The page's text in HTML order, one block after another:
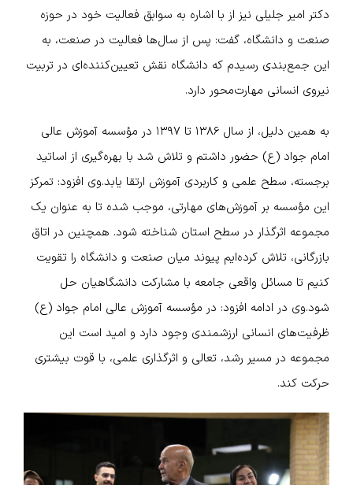
دکتر امیر جلیلی نیز از با اشاره به سوابق فعالیت خود در حوزه
صنعت و دانشگاه، گفت: پس از سال‌ها فعالیت در صنعت، به
این جمع‌بندی رسیدم که دانشگاه نقش تعیین‌کننده‌ای در تربیت
نیروی انسانی مهارت‌محور دارد.
به همین دلیل، از سال ۱۳۸۶ تا ۱۳۹۷ در مؤسسه آموزش عالی
امام جواد (ع) حضور داشتم و تلاش شد با بهره‌گیری از اساتید
برجسته، سطح علمی و کاربردی آموزش ارتقا یابد.وی افزود: تمرکز
این مؤسسه بر آموزش‌های مهارتی، موجب شده تا به عنوان یک
مجموعه اثرگذار در سطح استان شناخته شود. همچنین در اتاق
بازرگانی، تلاش کرده‌ایم پیوند میان صنعت و دانشگاه را تقویت
کنیم تا مسائل واقعی جامعه با مشارکت دانشگاهیان حل
شود.وی در ادامه افزود: در مؤسسه آموزش عالی امام جواد (ع)
ظرفیت‌های انسانی ارزشمندی وجود دارد و امید است این
مجموعه در مسیر رشد، تعالی و اثرگذاری علمی، با قوت بیشتری
حرکت کند.